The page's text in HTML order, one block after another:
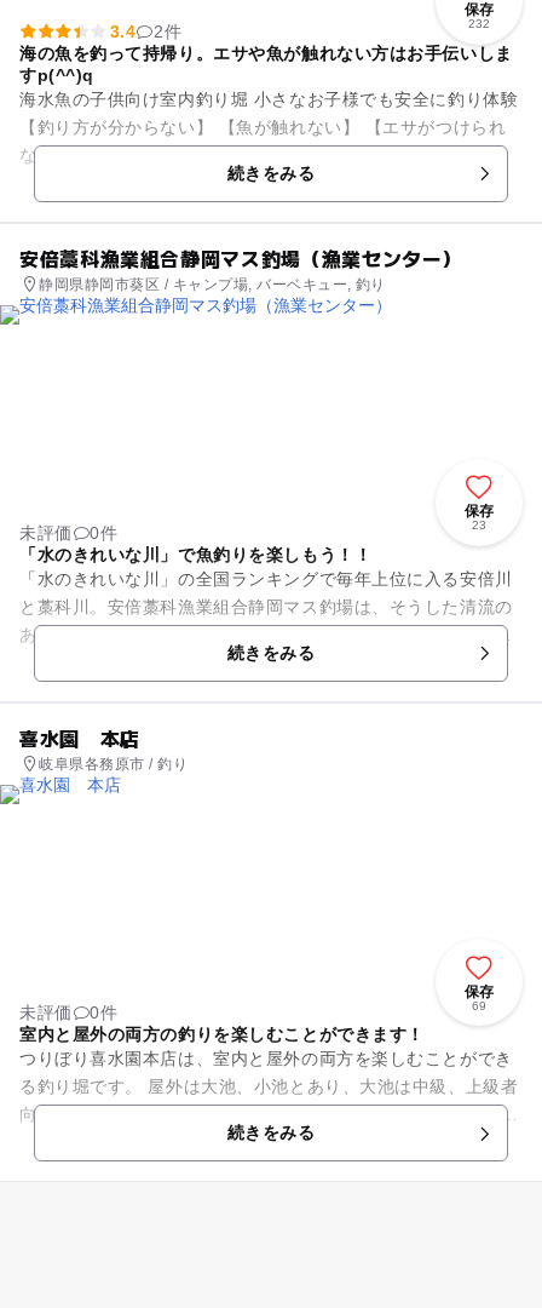
保存
232
3.4
2件
海の魚を釣って持帰り。エサや魚が触れない方はお手伝いしま
すp(^^)q
海水魚の子供向け室内釣り堀 小さなお子様でも安全に釣り体験
【釣り方が分からない】 【魚が触れない】 【エサがつけられ
続きをみる
安倍藁科漁業組合静岡マス釣場（漁業センター）
静岡県静岡市葵区 / キャンプ場, バーベキュー, 釣り
保存
23
未評価
0件
「水のきれいな川」で魚釣りを楽しもう！！
「水のきれいな川」の全国ランキングで毎年上位に入る安倍川
と藁科川。安倍藁科漁業組合静岡マス釣場は、そうした清流の
ある景色を楽しみながら鮎つりやあまごつりができる人気の釣
続きをみる
喜水園 本店
岐阜県各務原市 / 釣り
保存
69
未評価
0件
室内と屋外の両方の釣りを楽しむことができます！
つりぼり喜水園本店は、室内と屋外の両方を楽しむことができ
る釣り堀です。 屋外は大池、小池とあり、大池は中級、上級者
向き、小池は初心者向きとなっています。 室内は、金魚と鯉の
続きをみる